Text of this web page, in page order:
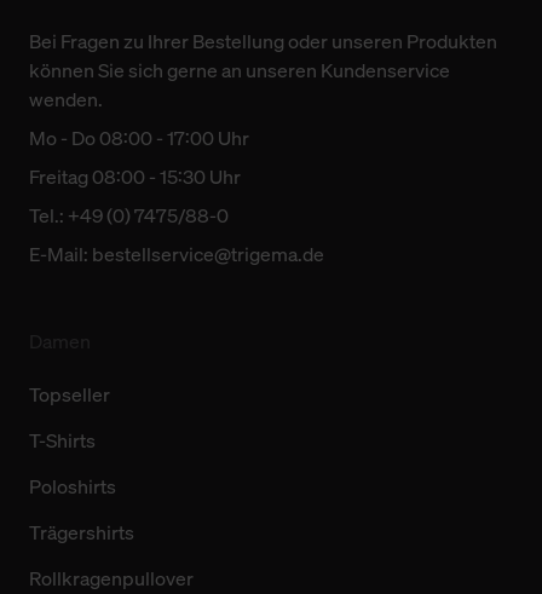
Bei Fragen zu Ihrer Bestellung oder unseren Produkten
können Sie sich gerne an unseren Kundenservice
wenden.
Mo - Do 08:00 - 17:00 Uhr
Freitag 08:00 - 15:30 Uhr
Tel.: +49 (0) 7475/88-0
E-Mail: bestellservice@trigema.de
Topseller
T-Shirts
Poloshirts
Trägershirts
Rollkragenpullover